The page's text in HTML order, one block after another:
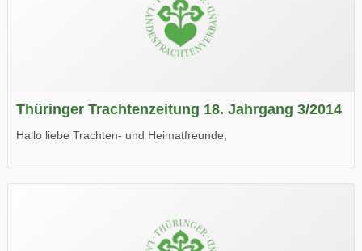
Thüringer Trachtenzeitung 18. Jahrgang 3/2014
Hallo liebe Trachten- und Heimatfreunde,
Wir wünschen Euch viel Spaß beim Lesen.